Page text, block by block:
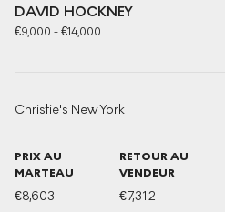
DAVID HOCKNEY
€9,000 -€14,000
Christie's New York
PRIX AU
MARTEAU
€8,603
RETOUR AU
VENDEUR
€7,312